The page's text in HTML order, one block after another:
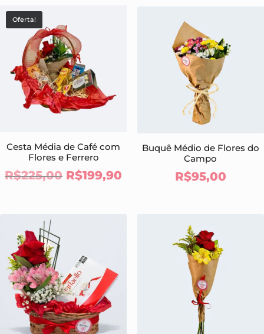
Oferta!
Cesta Média de Café com
Flores e Ferrero
R$225,00 O
R$199,90
R$199,90.
Buquê Médio de Flores do
Campo
R$95,00